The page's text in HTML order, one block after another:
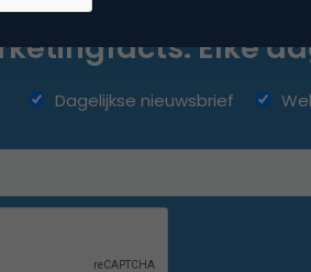
Elke
Dagelijkse nieuwsbrief